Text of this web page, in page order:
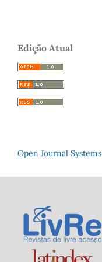
Edição Atual
Open Journal Systems